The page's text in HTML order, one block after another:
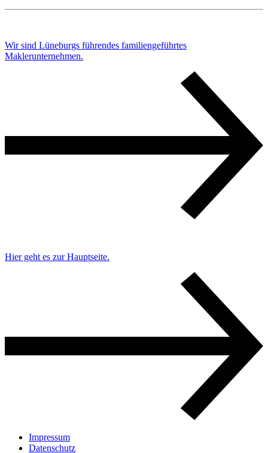
Wir sind Lüneburgs führendes familiengeführtes
Maklerunternehmen.
Hier geht es zur Hauptseite.
Impressum
Datenschutz